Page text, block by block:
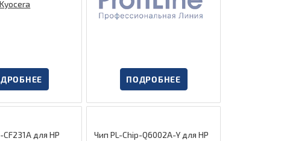
ПОДРОБНЕЕ
для HP Чип PL-Chip-Q6002A-Y для HP